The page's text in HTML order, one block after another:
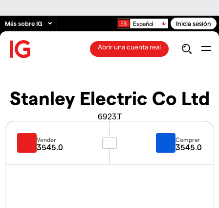
Más sobre IG Español Inicia sesión
Abrir una cuenta real
Stanley Electric Co Ltd
6923.T
Vender
3545.0
Comprar
3545.0